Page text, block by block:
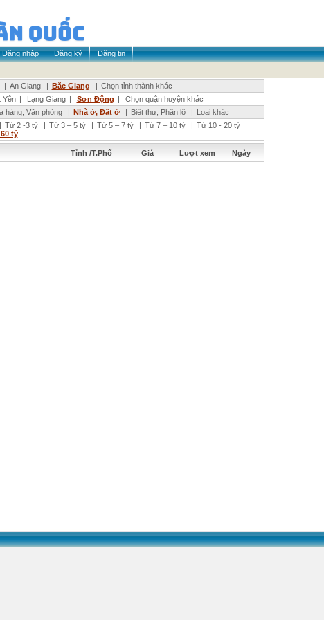
Đăng nhập Đăng ký
Đăng tin
| An Giang | Bắc Giang | Chọn tỉnh thành khác
Yên | Lạng Giang | Sơn Động |
Chọn quận huyện khác
hàng, Văn phòng | Nhà ở, Đất ở | Biệt thự, Phân lô | Loại khác
| Từ 2 -3 tỷ | Từ 3 – 5 tỷ | Từ 5 – 7 tỷ | Từ 7 – 10 tỷ | Từ 10 - 20 tỷ
tỷ
Tỉnh /T.Phố Giá Lượt xem Ngày